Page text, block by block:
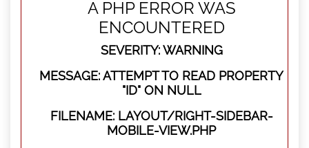
A PHP ERROR WAS
ENCOUNTERED
SEVERITY: WARNING
MESSAGE: ATTEMPT TO READ PROPERTY
"ID" ON NULL
FILENAME: LAYOUT/RIGHT-SIDEBAR-
MOBILE-VIEW.PHP